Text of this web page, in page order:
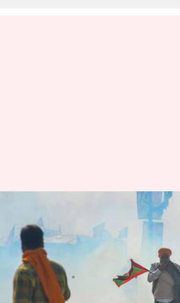
किसानों ने ठुकराया
शाह का प्रस्ताव, कहा-
घेराबंदी करेंगे
लेखन भारत शर्मा Nov 29, 2020 07:01 pm